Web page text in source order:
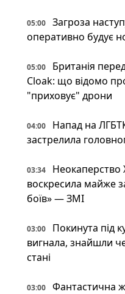
05:00
Загроза
оперативно будує
05:00
Британія
Cloak: що відомо
"приховує" дрони
04:00
Напад на
застрелила
03:34
Неокаперство
воскресила майже
боїв» — ЗМІ
03:00
Покинута під
вигнала, знайшли
стані
03:00
Фантастична